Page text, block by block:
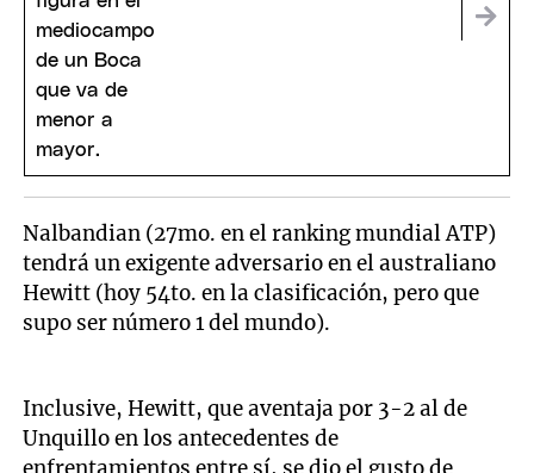
Nalbandian (27mo. en el ranking mundial ATP)
tendrá un exigente adversario en el australiano
Hewitt (hoy 54to. en la clasificación, pero que
supo ser número 1 del mundo).
Inclusive, Hewitt, que aventaja por 3-2 al de
Unquillo en los antecedentes de
enfrentamientos entre sí, se dio el gusto de